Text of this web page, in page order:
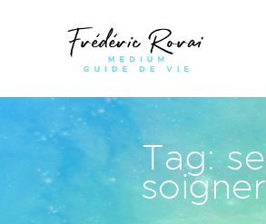
Tag: se
soigner